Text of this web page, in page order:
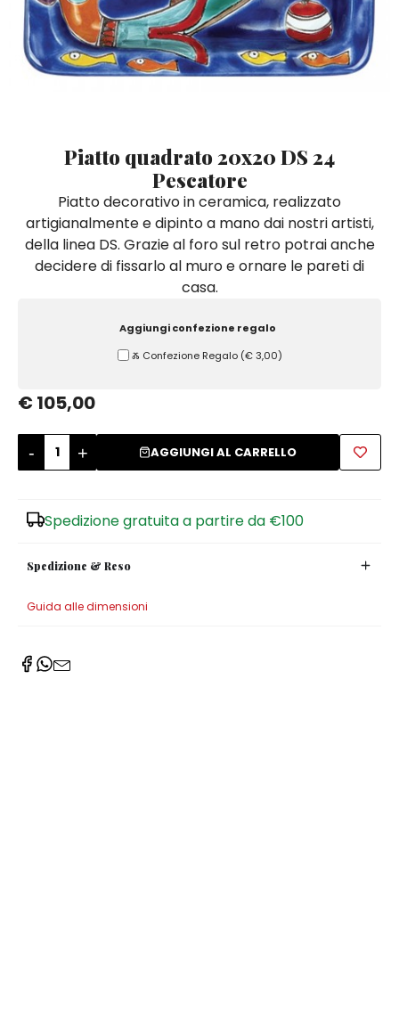
Piatto quadrato 20x20 DS 24
Pescatore
Piatto decorativo in ceramica, realizzato
artigianalmente e dipinto a mano dai nostri artisti,
della linea DS. Grazie al foro sul retro potrai anche
decidere di fissarlo al muro e ornare le pareti di
casa.
Aggiungi confezione regalo
Ⰶ Confezione Regalo (€ 3,00)
€ 105,00
- + AGGIUNGI AL CARRELLO
Spedizione gratuita a partire da €100
Spedizione & Reso
Guida alle dimensioni
Quadri e Pannelli per Pareti
Vasi
Scatole
Tegamini
Tozzetti
Portatovaglioli
Sale e Pepe - Olio e Aceto
Secchielli Portaghiaccio
Set Sushi
Sottopentola & Sottobottiglia
Tazzine da Caffè con Piattino
Tegami e Zuppiere
Tovagliette Americane & Sottopiatti
Vassoi
Zuccheriere
De Simone per Giusina
Tozzetti
Vasi Mignon
Secchielli Portaghiaccio
Servizi di Piatti
Tazzine da Caffè con Piattino
Tovaglie
Tovagliette Americane & Sottopiatti
Secchielli Portaghiaccio
Servizi di Piatti
Tazzine da Caffè con Piattino
Tovaglie
Tovagliette Americane & Sottopiatti